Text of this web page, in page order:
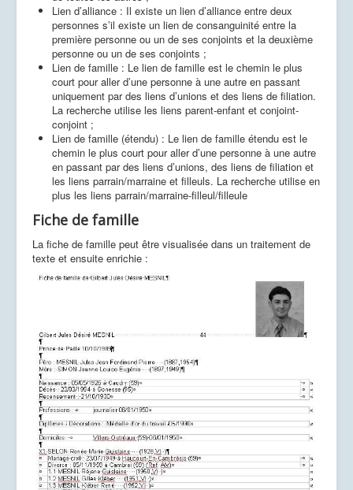
Lien d’alliance : Il existe un lien d’alliance entre deux
personnes s’il existe un lien de consanguinité entre la
première personne ou un de ses conjoints et la deuxième
personne ou un de ses conjoints ;
Lien de famille : Le lien de famille est le chemin le plus
court pour aller d’une personne à une autre en passant
uniquement par des liens d’unions et des liens de filiation.
La recherche utilise les liens parent-enfant et conjoint-
conjoint ;
Lien de famille (étendu) : Le lien de famille étendu est le
chemin le plus court pour aller d’une personne à une autre
en passant par des liens d’unions, des liens de filiation et
les liens parrain/marraine et filleuls. La recherche utilise en
plus les liens parrain/marraine-filleul/filleule
Fiche de famille
La fiche de famille peut être visualisée dans un traitement de
texte et ensuite enrichie :